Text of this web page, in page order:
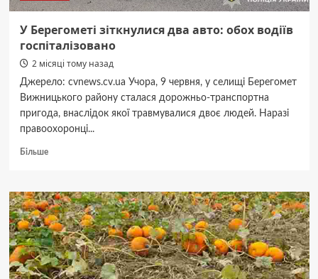
У Берегометі зіткнулися два авто: обох водіїв
госпіталізовано
2 місяці тому назад
Джерело: cvnews.cv.ua Учора, 9 червня, у селищі Берегомет
Вижницького району сталася дорожньо-транспортна
пригода, внаслідок якої травмувалися двоє людей. Наразі
правоохоронці...
БільшеДокладніше
Берегометі
зіткнулися
два
авто:
обох
водіїв
госпіталізовано